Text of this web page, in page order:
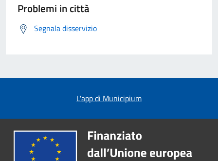
Problemi in città
Segnala disservizio
L'app di Municipium